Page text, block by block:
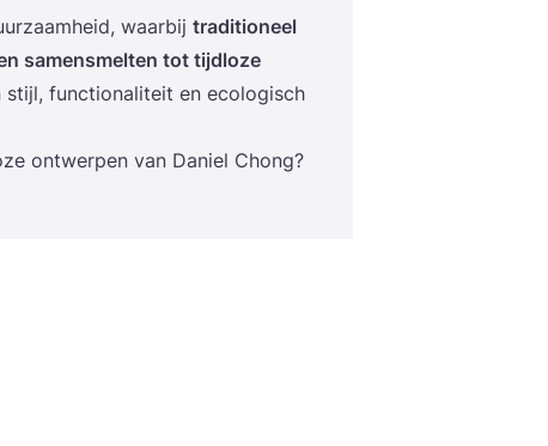
waar­bij tra­di­ti­o­neel
samen­smel­ten tot tijd­lo­ze
stijl, func­ti­o­na­li­teit en eco­lo­gisch
ont­wer­pen van Daniel Chong?